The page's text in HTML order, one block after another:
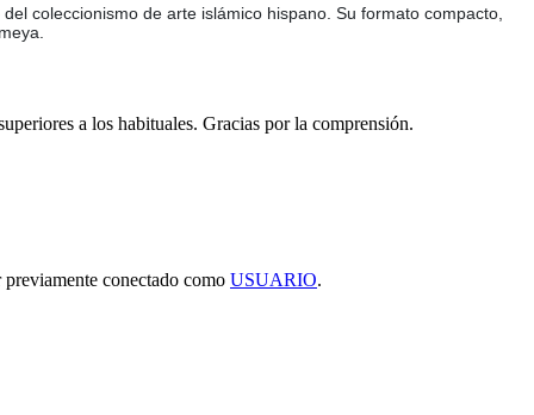
coleccionismo de arte islámico hispano. Su formato compacto,
a los habituales. Gracias por la comprensión.
conectado como USUARIO.